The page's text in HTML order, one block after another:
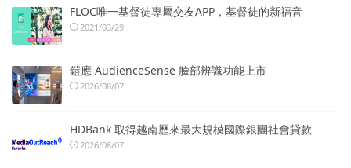
FLOC唯一基督徒專屬交友APP，基督徒的新福音
2021/03/29
鎧應 AudienceSense 臉部辨識功能上市
2026/08/07
HDBank 取得越南歷來最大規模國際銀團社會貸款
2026/08/07